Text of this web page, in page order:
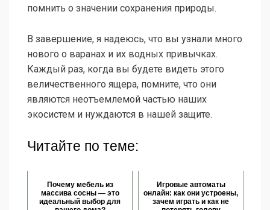
помнить о значении сохранения природы.
В завершение, я надеюсь, что вы узнали много
нового о варанах и их водных привычках.
Каждый раз, когда вы будете видеть этого
величественного ящера, помните, что они
являются неотъемлемой частью наших
экосистем и нуждаются в нашей защите.
Читайте по теме:
Почему мебель из
массива сосны — это
идеальный выбор для
Игровые автоматы
онлайн: как они устроены,
зачем играть и как не